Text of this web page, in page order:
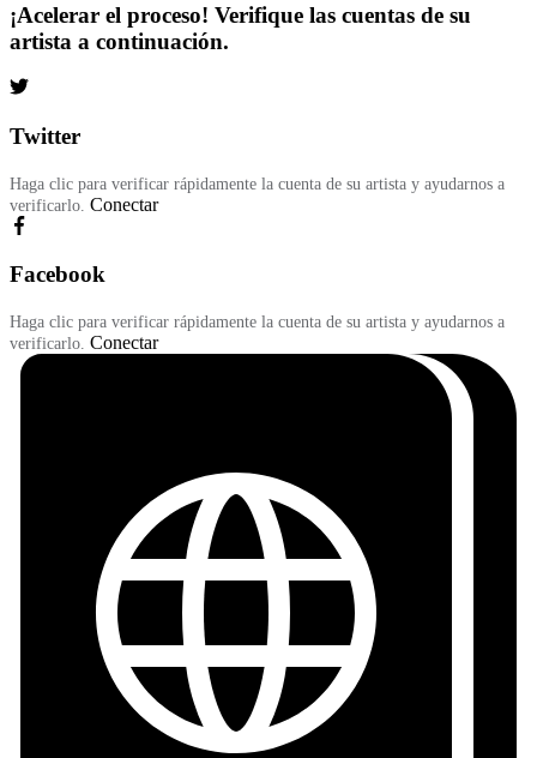
¡Acelerar el proceso! Verifique las cuentas de su
artista a continuación.
Twitter
Haga clic para verificar rápidamente la cuenta de su artista y ayudarnos a
verificarlo. Conectar
Facebook
Haga clic para verificar rápidamente la cuenta de su artista y ayudarnos a
verificarlo. Conectar